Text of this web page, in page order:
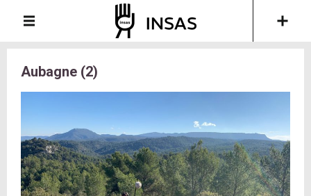
Aubagne (2)